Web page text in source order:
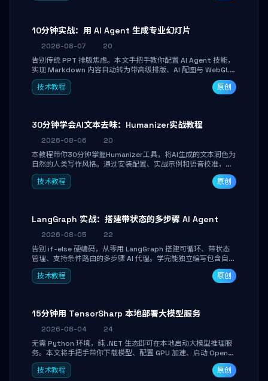
10分钟实战：用 AI Agent 生成专业幻灯片
2026-08-07
20
告别传统 PPT 排版焦虑。本文手把手教你配置 AI Agent 技能，
实现 Markdown 内容自动转为带高级排版、AI 配图与 WebGL
运行时的 HTML 幻灯片。只需专注内容，10 分钟即可产出可投
屏的专业级演示文稿。
技术教程 原创
30分钟学会AI文本去味：Humanizer实战教程
2026-08-06
20
本教程带你30分钟掌握Humanizer工具，将AI生成的文本润色为
自然的人类写作风格。通过安装配置、实战示例和语音校准，让
你的内容告别AI痕迹，匹配个人写作习惯，适合内容创作者和技
术博主。
技术教程 原创
LangGraph 实战：搭建带状态的多步骤 AI Agent
2026-08-05
22
告别 if-else 硬编码，从零用 LangGraph 搭建可循环、带状态
管理、支持条件路由的多步骤 AI 代理。学完能独立编写包含自动
决策、工具调用和持久化状态的复杂工作流，并避开递归溢出、
状态丢失等常见坑点。
技术教程 原创
15分钟用 TensorSharp 本地部署大模型服务
2026-08-04
24
无需 Python 环境，纯 .NET 生态即可在本地启动大模型推理服
务。本文将手把手带你下载模型、配置 GPU 加速、启动 OpenAI
兼容 API，并在 C# 业务代码中无缝调用。数据不出网，零门槛
搞定本地 LLM 部署。
技术教程 原创